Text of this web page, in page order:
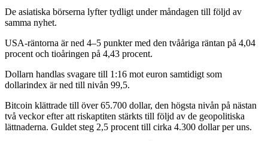
De asiatiska börserna lyfter tydligt under måndagen till följd av
samma nyhet.
USA-räntorna är ned 4–5 punkter med den tvååriga räntan på 4,04
procent och tioåringen på 4,43 procent.
Dollarn handlas svagare till 1:16 mot euron samtidigt som
dollarindex är ned till nivån 99,5.
Bitcoin klättrade till över 65.700 dollar, den högsta nivån på nästan
två veckor efter att riskaptiten stärkts till följd av de geopolitiska
lättnaderna. Guldet steg 2,5 procent till cirka 4.300 dollar per uns.